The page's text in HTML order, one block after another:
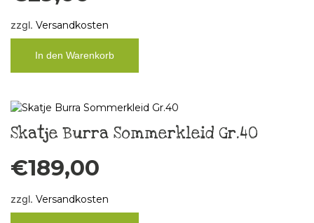
zzgl. Versandkosten
In den Warenkorb
Skatje Burra Sommerkleid Gr.40
€189,00
zzgl. Versandkosten